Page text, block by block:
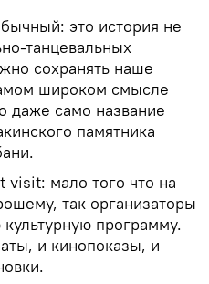
это история не
танцевальных
сохранять наше
широком смысле
даже само название
памятника
visit: мало того что на
так организаторы
программу.
и кинопоказы, и